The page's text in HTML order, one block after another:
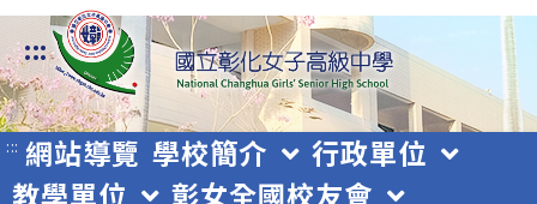
跳
轉
至
主
要
:::
::: 網站導覽 學校簡介
行政單位
教學單位
彰女全國校友會